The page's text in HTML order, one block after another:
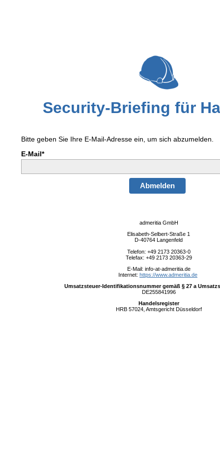
Security-Briefing für
Bitte geben Sie Ihre E-Mail-Adresse ein, um sich abzumelden.
E-Mail*
Abmelden
admeritia GmbH
Elisabeth-Selbert-Straße 1
D-40764 Langenfeld
Telefon: +49 2173 20363-0
Telefax: +49 2173 20363-29
E-Mail: info-at-admeritia.de
Internet: https://www.admeritia.de
Umsatzsteuer-Identifikationsnummer gemäß § 27 a
DE255841996
Handelsregister
HRB 57024, Amtsgericht Düsseldorf